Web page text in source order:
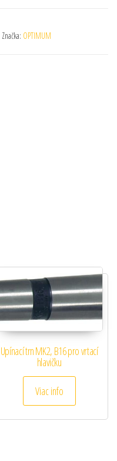
Značka: OPTIMUM
Upínací trn MK2, B16 pro vrtací
hlavičku
Viac info